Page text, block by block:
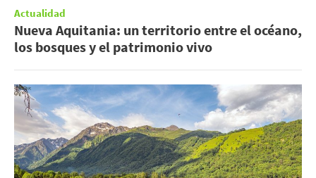
Actualidad
Nueva Aquitania: un territorio entre el océano,
los bosques y el patrimonio vivo